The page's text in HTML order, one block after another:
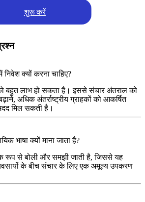
शुरू करें
निवेश क्यों करना चाहिए?
बहुत लाभ हो सकता है। इससे संचार अंतराल को
अधिक अंतर्राष्ट्रीय ग्राहकों को आकर्षित
मिल सकती है।
भाषा क्यों माना जाता है?
रूप से बोली और समझी जाती है, जिससे यह
के बीच संचार के लिए एक अमूल्य उपकरण